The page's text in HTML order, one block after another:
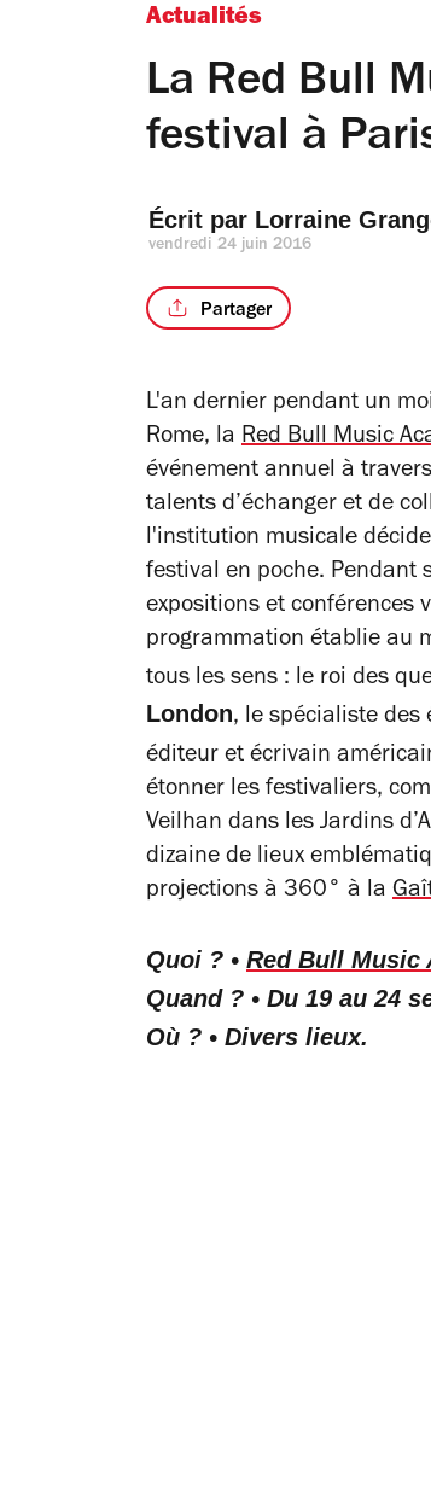
Actualités
La Red Bull
festival à
Écrit par Lorraine
vendredi 24 juin 2016
Partager
L'an dernier pendant un
Rome, la Red Bull Music
événement annuel à
talents d’échanger et de
l'institution musicale
festival en poche. Pendant
expositions et conférences
programmation établie au
tous les sens : le roi des
London, le spécialiste des
éditeur et écrivain
étonner les festivaliers,
Veilhan dans les Jardins
dizaine de lieux
projections à 360° à la
Quoi ? • Red Bull Music
Quand ? • Du 19 au 24
Où ? • Divers lieux.